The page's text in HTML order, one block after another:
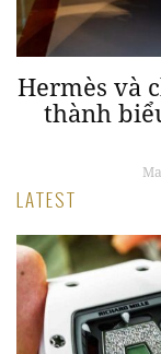
Hermès và
thành
LATEST